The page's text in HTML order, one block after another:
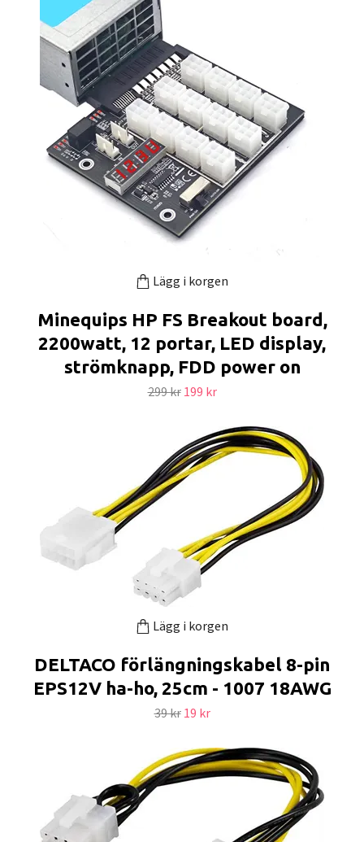
Lägg i korgen
Minequips HP FS Breakout board,
2200watt, 12 portar, LED display,
strömknapp, FDD power on
299 kr 199 kr
Lägg i korgen
DELTACO förlängningskabel 8-pin
EPS12V ha-ho, 25cm - 1007 18AWG
39 kr 19 kr